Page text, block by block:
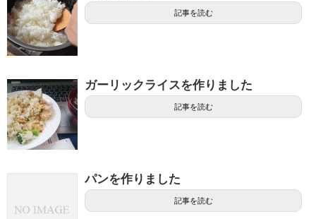
記事を読む
ガーリックライスを作りました
記事を読む
パンを作りました
記事を読む